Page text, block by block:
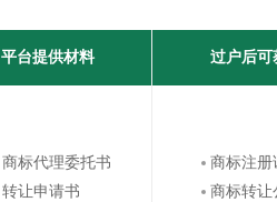
平台提供材料 过户后可
商标代理委托书
转让申请书
商标注册
商标转让